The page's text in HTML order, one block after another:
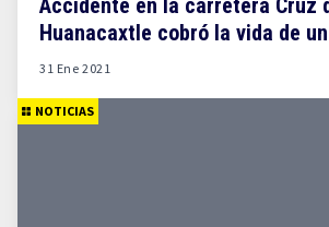
Accidente en la carretera Cruz
Huanacaxtle cobró la vida de
31 Ene 2021
NOTICIAS